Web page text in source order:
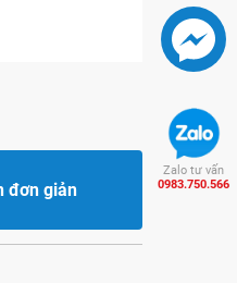
đơn giản
Zalo tư vấn
0983.750.566